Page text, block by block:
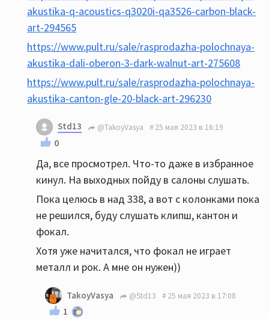
akustika-q-acoustics-q3020i-qa3526-carbon-black-
art-294565
https://www.pult.ru/sale/rasprodazha-polochnaya-
akustika-dali-oberon-3-dark-walnut-art-275608
https://www.pult.ru/sale/rasprodazha-polochnaya-
akustika-canton-gle-20-black-art-296230
Std13 @TakoyVasya 25 мая 2023 в 16:19
0
Да, все просмотрел. Что-то даже в избранное
кинул. На выходных пойду в салоны слушать.
Пока целюсь в над 338, а вот с колонками пока
не решился, буду слушать клипш, кантон и
фокал.
Хотя уже начитался, что фокал не играет
металл и рок. А мне он нужен))
TakoyVasya @Std13 25 мая 2023 в 17:08
1